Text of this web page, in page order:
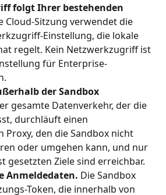
folgt Ihrer bestehenden
Cloud-Sitzung verwendet die
Einstellung, die lokale
regelt. Kein Netzwerkzugriff ist
für Enterprise-
der Sandbox
gesamte Datenverkehr, der die
durchläuft einen
Proxy, den die Sandbox nicht
oder umgehen kann, und nur
gesetzten Ziele sind erreichbar.
Anmeldedaten. Die Sandbox
Token, die innerhalb von